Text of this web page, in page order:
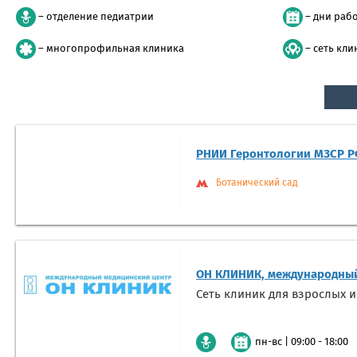
– отделение педиатрии – дни
– многопрофильная клиника – сеть
РНИИ Геронтологии МЗСР
Ботанический сад
ОН КЛИНИК,
Сеть клиник для взрослых
пн-вс 09:00 - 18:00